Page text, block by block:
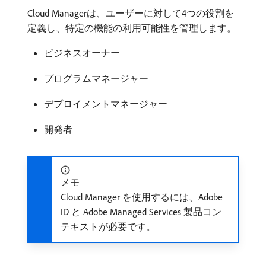
Cloud Managerは、ユーザーに対して4つの役割を
定義し、特定の機能の利用可能性を管理します。
ビジネスオーナー
プログラムマネージャー
デプロイメントマネージャー
開発者
メモ
Cloud Manager を使用するには、Adobe
ID と Adobe Managed Services 製品コン
テキストが必要です。